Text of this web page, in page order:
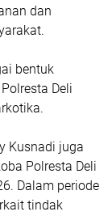
dan
bentuk
Deli
Kusnadi juga
Polresta Deli
Dalam periode
tindak